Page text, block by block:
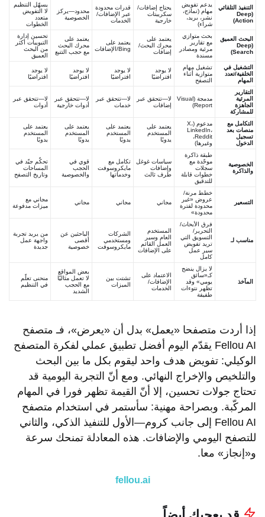
التنفيذ التلقائي
(Deep
Action)
يدعم تفويض
مهام (نماذج،
نشر، بريد،
شراء)
يحتاج إضافات/
سكريبتات
خارجية
قدرات محدودة
عبر الإضافات/
الخدمات
محدود—يركز
الخصوصية
يسهّل التنظيم
لا التفويض
متعدد
الخطوات
البحث العميق
(Deep
Search)
بحث متوازي
مع تقارير
مرئية ومصادر
مسندة
يعتمد على
محرك البحث/
إضافات
يعتمد على
Bing/الإضافات
يعتمد على
محرك البحث
مع حجب التتبع
تحسين إدارة
التبويبات أكثر
من البحث
العميق
التشغيل في
الخلفية/تعدد
المهام
تشغيل مهام
متوازية أثناء
التصفح
لا يوجد
افتراضيًا
لا يوجد
افتراضيًا
لا يوجد
افتراضيًا
لا يوجد
افتراضيًا
التقارير
المرئية
الجاهزة
للمشاركة
مدمجة (Visual
Report)
لا—تتحقق عبر
إضافات
لا—تتحقق عبر
خدمات
لا—تتحقق عبر
أدوات خارجية
لا—تتحقق عبر
أدوات
التكامل مع
منصات بعد
تسجيل
الدخول
مدعوم (X،
LinkedIn،
Reddit،
وغيرها)
يعتمد على
المستخدم
يدويًا
يعتمد على
المستخدم
يدويًا
يعتمد على
المستخدم
يدويًا
يعتمد على
المستخدم
يدويًا
الخصوصية
والذاكرة
طبقة ذاكرة
موحّدة مع
سجلات
خطوات قابلة
للتدقيق
سياسات غوغل
وإضافات
طرف ثالث
تكامل مع
مايكروسوفت
وخدماتها
قوي في
الحجب
والخصوصية
تحكّم جيّد في
المساحات
وتاريخ التصفح
التسعير
خطط مرنة/
عروض «غير
محدودة لفترة
محدودة»
مجاني مجاني مجاني
مجاني مع
ميزات مدفوعة
مناسب لـ
فرق الأبحاث/
التحرير/
التسويق التي
تريد تفويض
سير عمل
كامل
المستخدم
العام وسير
العمل القائم
على الإضافات
الشركات
ومستخدمي
مايكروسوفت
الباحثين عن
أقصى
خصوصية
من يريد تجربة
واجهة عمل
جديدة
المآخذ
لا يزال ينضج
كـ«سائق
يومي» وقد
تظهر نتوءات
طفيفة
الاعتماد على
الإضافات/
الخدمات
تشتت بين
الميزات
بعض المواقع
لا تعمل مثاليًا
مع الحجب
الشديد
منحنى تعلّم
في التنظيم
إذا أردت متصفحا «يعمل» بدل أن «يعرض»، فـ متصفح
Fellou AI يقدّم اليوم أفضل تطبيق عملي لفكرة المتصفح
الوكيلي: تفويض هدف واحد ليقوم بكل ما بين البحث
والتلخيص والإخراج النهائي. ومع أنّ التجربة اليومية قد
تحتاج جولات تحسين، إلا أنّ القيمة تظهر فورا في المهام
المركّبة. وبصراحة مهنية: سأستمر في استخدام متصفح
Fellou AI إلى جانب كروم—الأول للتنفيذ الذكي، والثاني
للتصفح اليومي والإضافات. هذه المعادلة تمنحك سرعة
و«إنجاز» معا.
fellou.ai